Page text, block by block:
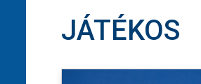
JÁTÉKOS